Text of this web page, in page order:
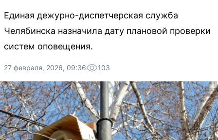
Единая дежурно-диспетчерская служба
Челябинска назначила дату плановой проверки
систем оповещения.
27 февраля, 2026, 09:36 103